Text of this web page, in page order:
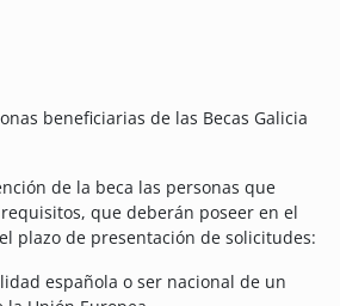
beneficiarias de las Becas Galicia
de la beca las personas que
que deberán poseer en el
plazo de presentación de solicitudes:
española o ser nacional de un